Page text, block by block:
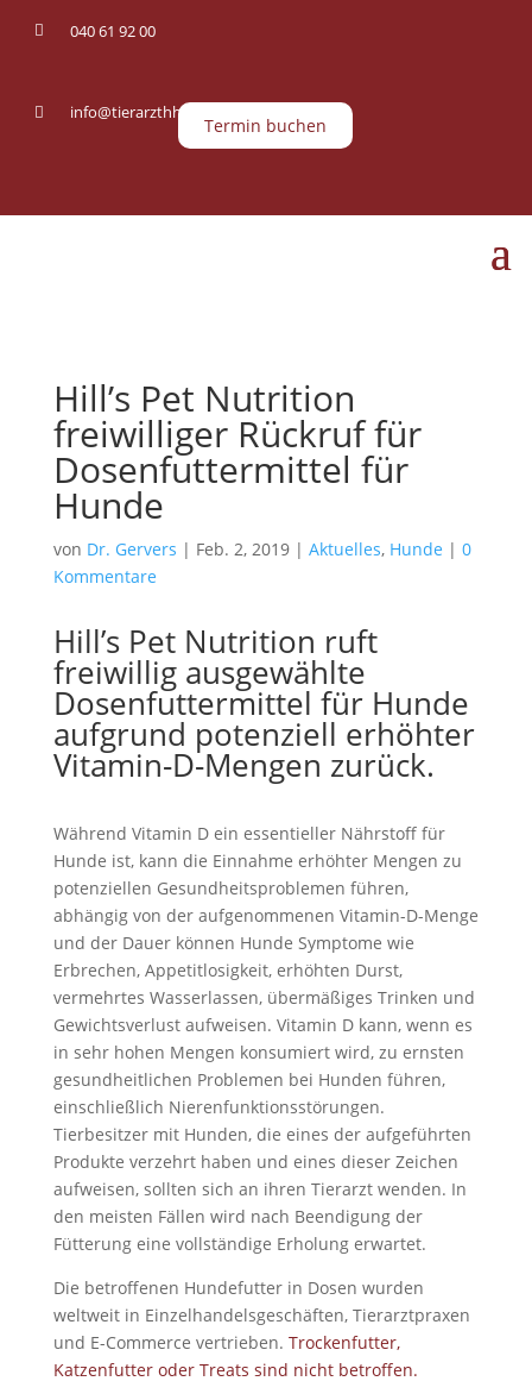
 040 61 92 00
 info@tierarzthh.de
Termin buchen
Hill’s Pet Nutrition
freiwilliger Rückruf für
Dosenfuttermittel für
Hunde
von Dr. Gervers | Feb. 2, 2019| Aktuelles, Hunde | 0
Kommentare
Hill’s Pet Nutrition ruft
freiwillig ausgewählte
Dosenfuttermittel für Hunde
aufgrund potenziell erhöhter
Vitamin-D-Mengen zurück.
Während Vitamin D ein essentieller Nährstoff für
Hunde ist, kann die Einnahme erhöhter Mengen zu
potenziellen Gesundheitsproblemen führen,
abhängig von der aufgenommenen Vitamin-D-Menge
und der Dauer können Hunde Symptome wie
Erbrechen, Appetitlosigkeit, erhöhten Durst,
vermehrtes Wasserlassen, übermäßiges Trinken und
Gewichtsverlust aufweisen. Vitamin D kann, wenn es
in sehr hohen Mengen konsumiert wird, zu ernsten
gesundheitlichen Problemen bei Hunden führen,
einschließlich Nierenfunktionsstörungen.
Tierbesitzer mit Hunden, die eines der aufgeführten
Produkte verzehrt haben und eines dieser Zeichen
aufweisen, sollten sich an ihren Tierarzt wenden. In
den meisten Fällen wird nach Beendigung der
Fütterung eine vollständige Erholung erwartet.
Die betroffenen Hundefutter in Dosen wurden
weltweit in Einzelhandelsgeschäften, Tierarztpraxen
und E-Commerce vertrieben. Trockenfutter,
Katzenfutter oder Treats sind nicht betroffen.